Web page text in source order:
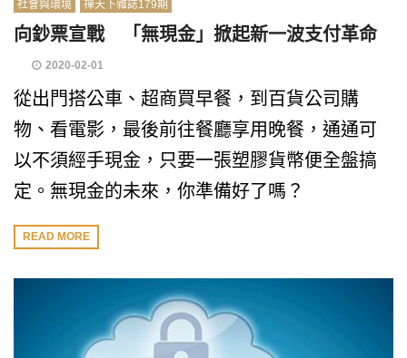
社會與環境 禪天下雜誌179期
向鈔票宣戰 「無現金」掀起新一波支付革命
2020-02-01
從出門搭公車、超商買早餐，到百貨公司購
物、看電影，最後前往餐廳享用晚餐，通通可
以不須經手現金，只要一張塑膠貨幣便全盤搞
定。無現金的未來，你準備好了嗎？
READ MORE